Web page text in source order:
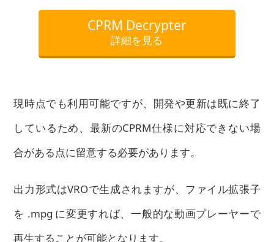
CPRM Decrypter
詳細を見る
現時点でも利用可能ですが、開発や更新は既に終了
しているため、最新のCPRM仕様に対応できない場
合がある点に留意する必要があります。
出力形式はVROで生成されますが、ファイル拡張子
を .mpg に変更すれば、一般的な動画プレーヤーで
再生することが可能となります。